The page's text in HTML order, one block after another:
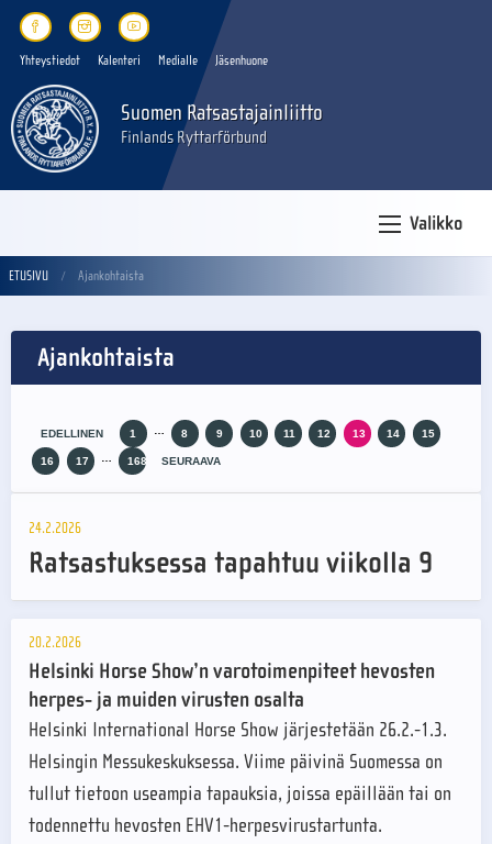
Yhteystiedot Kalenteri Medialle Jäsenhuone
Suomen Ratsastajainliitto
Finlands Ryttarförbund
Valikko
ETUSIVU Ajankohtaista
Ajankohtaista
EDELLINEN 1 8 9 10 11 12 13 14 15
16 17 168 SEURAAVA
24.2.2026
Ratsastuksessa tapahtuu viikolla 9
20.2.2026
Helsinki Horse Show’n varotoimenpiteet hevosten
herpes- ja muiden virusten osalta
Helsinki International Horse Show järjestetään 26.2.-1.3.
Helsingin Messukeskuksessa. Viime päivinä Suomessa on
tullut tietoon useampia tapauksia, joissa epäillään tai on
todennettu hevosten EHV1-herpesvirustartunta.